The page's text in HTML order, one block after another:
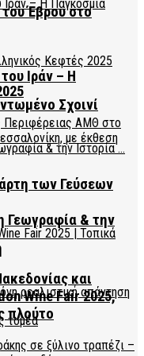
Ιράν – Η
Σχοινί
Γεωγραφία & την
Έβρου στο
των Γεύσεων
και
Wine Fair 2025,
πλούτο